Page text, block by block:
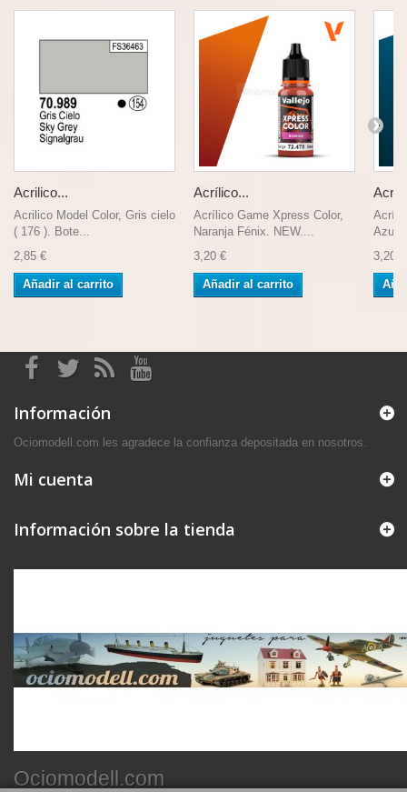
Acrilico...
Acrilico Model Color, Gris cielo
( 176 ). Bote...
2,85 €
Añadir al carrito
Acrílico...
Acrílico Game Xpress Color,
Naranja Fénix. NEW....
3,20 €
Añadir al carrito
Azul
3,20 €
Información
Ociomodell.com les agradece la confianza depositada en nosotros.
Mi cuenta
Información sobre la tienda
Ociomodell.com